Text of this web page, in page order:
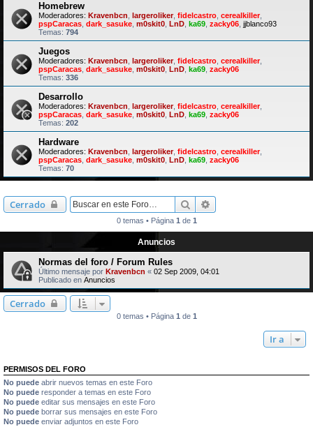
Homebrew
Moderadores: Kravenbcn largeroliker, fidelcastro cerealkiller,
pspCaracas dark_sasuke m0skit0 LnD ka69 zacky06 jjblanco93
Temas: 794
Juegos
Moderadores: Kravenbcn largeroliker, fidelcastro cerealkiller,
pspCaracas dark_sasuke m0skit0 LnD ka69 zacky06
Temas: 336
Desarrollo
Moderadores: Kravenbcn largeroliker, fidelcastro cerealkiller,
pspCaracas dark_sasuke m0skit0 LnD ka69 zacky06
Temas: 202
Hardware
Moderadores: Kravenbcn largeroliker, fidelcastro cerealkiller,
pspCaracas dark_sasuke m0skit0 LnD ka69 zacky06
Temas: 70
Cerrado Buscar
0 temas • Página 1 de 1
Anuncios
Normas del foro / Forum Rules
Último mensaje por Kravenbcn « 02 Sep 2009, 04:01
Publicado en Anuncios
Cerrado
0 temas • Página 1 de 1
Ir a
PERMISOS DEL FORO
No puede abrir nuevos temas en este Foro
No puede responder a temas en este Foro
No puede editar sus mensajes en este Foro
No puede borrar sus mensajes en este Foro
No puede enviar adjuntos en este Foro